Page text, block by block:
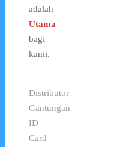
adalah
Utama
bagi
kami.
Distributor
Gantungan
ID
Card